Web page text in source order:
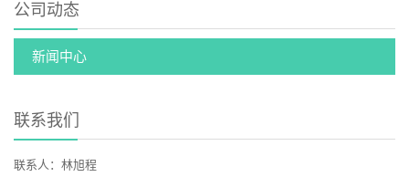
公司动态
新闻中心
联系我们
联系人：林旭程